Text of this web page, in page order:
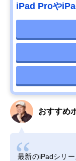
iPad Proや
おすすめ
最新のiPadシリ